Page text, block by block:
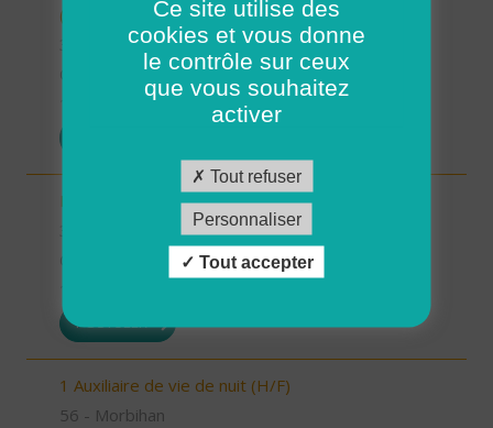
(H/F)
35 - Ille-et-Vilaine
Encadrant.e de proximité - Chateaubourg (H/F)
35 - Ille-et-Vilaine
POSTULER
1 Auxiliaire de vie de nuit (H/F)
56 - Morbihan
Ce site utilise des
cookies et vous donne
le contrôle sur ceux
que vous souhaitez
activer
Tout refuser
Personnaliser
Tout accepter